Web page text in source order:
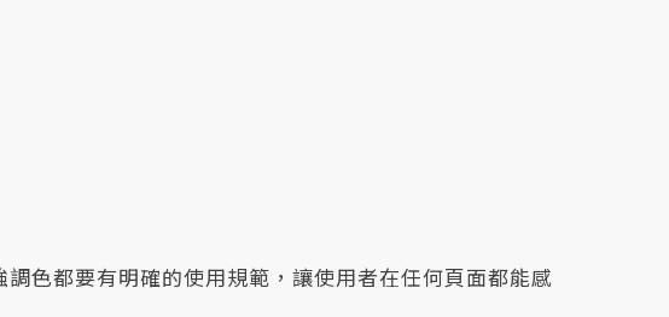
色都要有明確的使用規範，讓使用者在任何頁面都能感